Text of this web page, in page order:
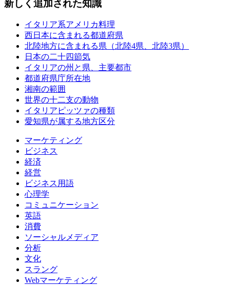
新しく追加された知識
イタリア系アメリカ料理
西日本に含まれる都道府県
北陸地方に含まれる県（北陸4県、北陸3県）
日本の二十四節気
イタリアの州と県、主要都市
都道府県庁所在地
湘南の範囲
世界の十二支の動物
イタリアピッツァの種類
愛知県が属する地方区分
マーケティング
ビジネス
経済
経営
ビジネス用語
心理学
コミュニケーション
英語
消費
ソーシャルメディア
分析
文化
スラング
Webマーケティング